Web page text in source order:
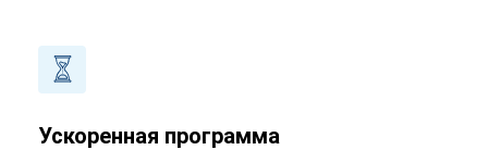
Ускоренная программа